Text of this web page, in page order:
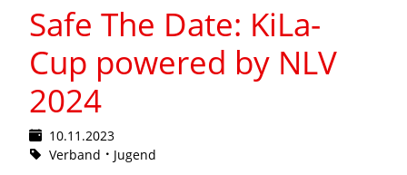
Safe The Date: KiLa-
Cup powered by NLV
2024
10.11.2023
Verband
Jugend